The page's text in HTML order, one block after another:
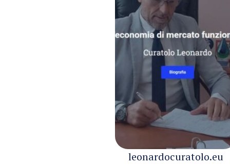
leonardocuratolo.eu